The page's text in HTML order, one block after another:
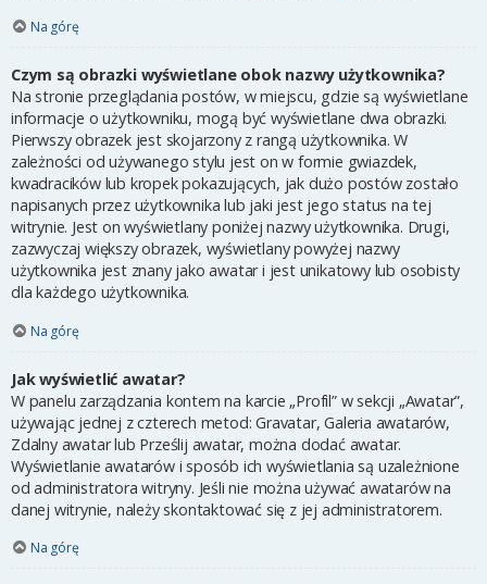
Na górę
Czym są obrazki wyświetlane obok nazwy użytkownika?
Na stronie przeglądania postów, w miejscu, gdzie są wyświetlane
informacje o użytkowniku, mogą być wyświetlane dwa obrazki.
Pierwszy obrazek jest skojarzony z rangą użytkownika. W
zależności od używanego stylu jest on w formie gwiazdek,
kwadracików lub kropek pokazujących, jak dużo postów zostało
napisanych przez użytkownika lub jaki jest jego status na tej
witrynie. Jest on wyświetlany poniżej nazwy użytkownika. Drugi,
zazwyczaj większy obrazek, wyświetlany powyżej nazwy
użytkownika jest znany jako awatar i jest unikatowy lub osobisty
dla każdego użytkownika.
Na górę
Jak wyświetlić awatar?
W panelu zarządzania kontem na karcie „Profil” w sekcji „Awatar”,
używając jednej z czterech metod: Gravatar, Galeria awatarów,
Zdalny awatar lub Prześlij awatar, można dodać awatar.
Wyświetlanie awatarów i sposób ich wyświetlania są uzależnione
od administratora witryny. Jeśli nie można używać awatarów na
danej witrynie, należy skontaktować się z jej administratorem.
Na górę